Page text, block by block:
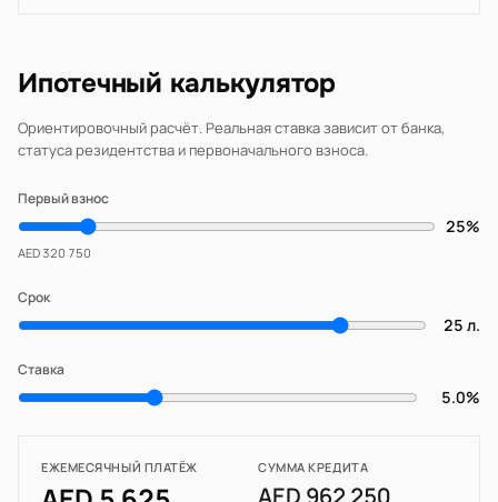
Ипотечный калькулятор
Ориентировочный расчёт. Реальная ставка зависит от банка,
статуса резидентства и первоначального взноса.
Первый взнос
25%
AED 320 750
Срок
25 л.
Ставка
5.0%
ЕЖЕМЕСЯЧНЫЙ ПЛАТЁЖ СУММА КРЕДИТА
AED 962 250